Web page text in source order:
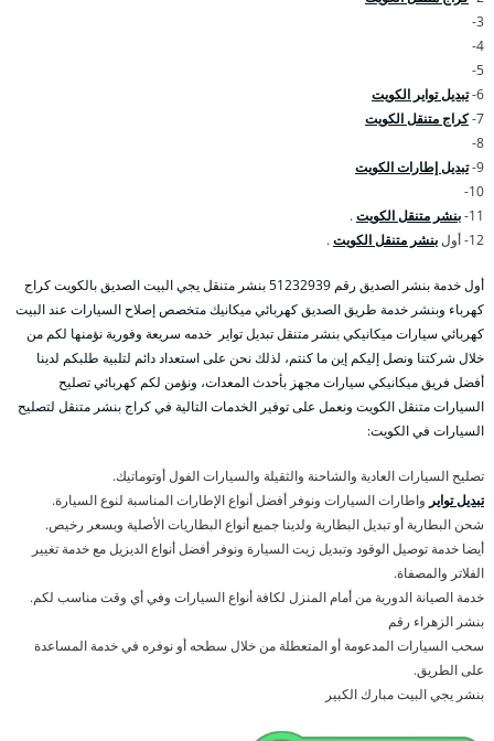
3-
4-
5-
6- تبديل تواير الكويت
7- كراج متنقل الكويت
8-
9- تبديل إطارات الكويت
10-
11- بنشر متنقل الكويت.
12- أول
بنشر متنقل الكويت.
أول خدمة بنشر الصديق رقم 51232939‬ بنشر متنقل يجي البيت الصديق بالكويت كراج
كهرباء وبنشر خدمة طريق الصديق كهربائي ميكانيك متخصص إصلاح السيارات عند البيت
كهربائي سيارات ميكانيكي بنشر متنقل تبديل تواير خدمه سريعة وفورية نؤمنها لكم من
خلال شركتنا ونصل إليكم إين ما كنتم، لذلك نحن على استعداد دائم لتلبية طلبكم لدينا
أفضل فريق ميكانيكي سيارات مجهز بأحدث المعدات، ونؤمن لكم كهربائي تصليح
السيارات متنقل الكويت ونعمل على توفير الخدمات التالية في كراج بنشر متنقل لتصليح
السيارات في الكويت:
تصليح السيارات العادية والشاحنة والثقيلة والسيارات الفول أوتوماتيك.
تبديل تواير واطارات السيارات ونوفر أفضل أنواع الإطارات المناسبة لنوع السيارة.
شحن البطارية أو تبديل البطارية ولدينا جميع أنواع البطاريات الأصلية وبسعر رخيص.
أيضا خدمة توصيل الوقود وتبديل زيت السيارة ونوفر أفضل أنواع الديزيل مع خدمة تغيير
الفلاتر والمصفاة.
خدمة الصيانة الدورية من أمام المنزل لكافة أنواع السيارات وفي أي وقت مناسب لكم.
بنشر الزهراء رقم
سحب السيارات المدعومة أو المتعطلة من خلال سطحه أو نوفره في خدمة المساعدة
على الطريق.
بنشر يجي البيت مبارك الكبير